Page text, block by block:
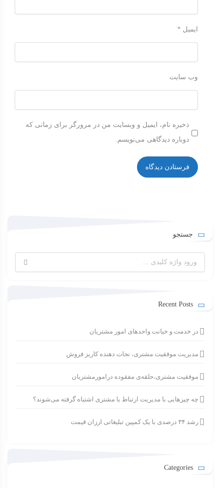
ایمیل *
وب‌ سایت
ذخیره نام، ایمیل و وبسایت من در مرورگر برای زمانی که
دوباره دیدگاهی می‌نویسم.
جستجو
برای:
Recent Posts
در خدمت و خیانت واحدهای امور مشتریان
مدیریت موفقیت مشتری، نجات دهنده کاریز فروش
موفقیت مشتری،حلقه‌ی مفقوده درامورمشتریان
چه چیزهایی با مدیریت ارتباط با مشتری اشتباه گرفته می‌شوند؟
رشد ۳۴ درصدی با یک کمپین تبلیغاتی ارزان قیمت
Categories